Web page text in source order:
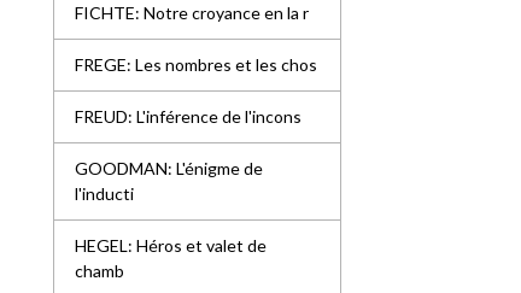
FICHTE: Notre croyance en la r
FREGE: Les nombres et les chos
FREUD: L'inférence de l'incons
GOODMAN: L'énigme de
l'inducti
HEGEL: Héros et valet de
chamb